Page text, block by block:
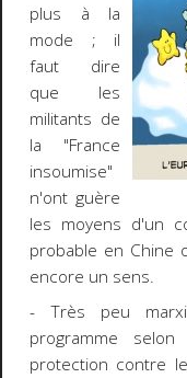
plus à la
mode ; il
faut dire
que les
militants de
la "France
insoumise"
n'ont guère
les moyens d'un
probable en Chine
encore un sens.
- Très peu
programme
protection contre